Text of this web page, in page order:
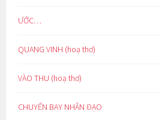
ƯỚC…
QUANG VINH (hoạ thơ)
VÀO THU (hoạ thơ)
CHUYẾN BAY NHÂN ĐẠO